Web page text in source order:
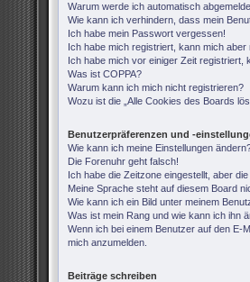
Warum werde ich automatisch
Wie kann ich verhindern, dass mein
Ich habe mein Passwort vergessen!
Ich habe mich registriert, kann mich aber
Ich habe mich vor einiger Zeit registriert,
Was ist COPPA?
Warum kann ich mich nicht registrieren?
Wozu ist die „Alle Cookies des Boards
Benutzerpräferenzen und -
Wie kann ich meine Einstellungen
Die Forenuhr geht falsch!
Ich habe die Zeitzone eingestellt, aber
Meine Sprache steht auf diesem Board
Wie kann ich ein Bild unter meinem
Was ist mein Rang und wie kann ich ihn
Wenn ich bei einem Benutzer auf den E-
mich anzumelden.
Beiträge schreiben